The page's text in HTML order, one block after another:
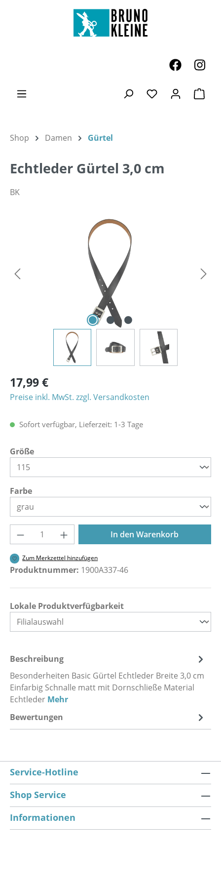
Zum Hauptinhalt springen
Du hast 0
Shop Damen Gürtel
Echtleder Gürtel 3,0 cm
BK
Bildergalerie überspringen
17,99 €
Preise inkl. MwSt. zzgl. Versandkosten
Sofort verfügbar, Lieferzeit: 1-3 Tage
Größeauswählen
Farbeauswählen
Produkt Anzahl: Gib den gewünschten
In den Warenkorb
Zum Merkzettel hinzufügen
Produktnummer: 1900A337-46
Lokale Produktverfügbarkeit
Beschreibung
Besonderheiten Basic Gürtel Echtleder Breite 3,0 cm
Einfarbig Schnalle matt mit Dornschließe Material
Echtleder Mehr
Bewertungen
Service-Hotline
Shop Service
Informationen